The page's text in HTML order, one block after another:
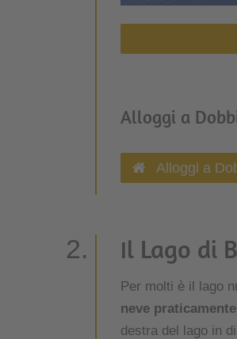
Alloggi a
Alloggi a
Il Lago di
Per molti è il lago
neve
destra del lago in